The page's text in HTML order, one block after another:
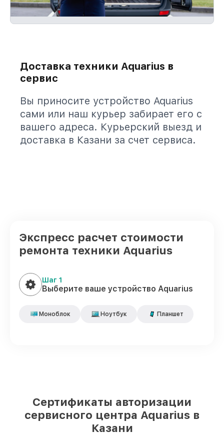
Доставка техники Aquarius в
сервис
Вы приносите устройство Aquarius
сами или наш курьер забирает его с
вашего адреса. Курьерский выезд и
доставка в Казани за счет сервиса.
Экспресс расчет стоимости
ремонта техники Aquarius
Шаг 1
Выберите ваше устройство Aquarius
Моноблок Ноутбук Планшет
Сертификаты авторизации
сервисного центра Aquarius в
Казани